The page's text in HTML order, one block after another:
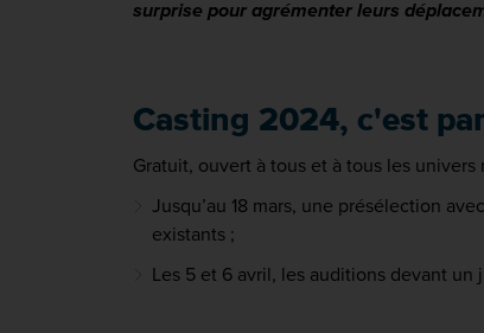
surprise pour agrémenter leurs
Casting 2024, c'est
Gratuit, ouvert à tous et à tous les
Jusqu’au 18 mars, une présélection
existants ;
Les 5 et 6 avril, les auditions devant un